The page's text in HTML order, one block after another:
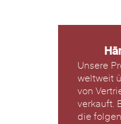
Unsere
weltweit
von
verkauft.
die